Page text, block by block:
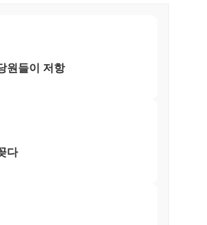
경험을 향상시키는 것을 목표로 하
자와 플레이어를 포함합니다. 이 플
합니다.
, 이는 검증자가 보유하고 있는 토큰
진할 뿐만 아니라 검증자가 정직하
으며, 이는 투자자에게 상당한 재정
프로젝트의 장기적인 생존 가능성
이 되어 암호화폐 공간에서의 평판
원들이 저항
다